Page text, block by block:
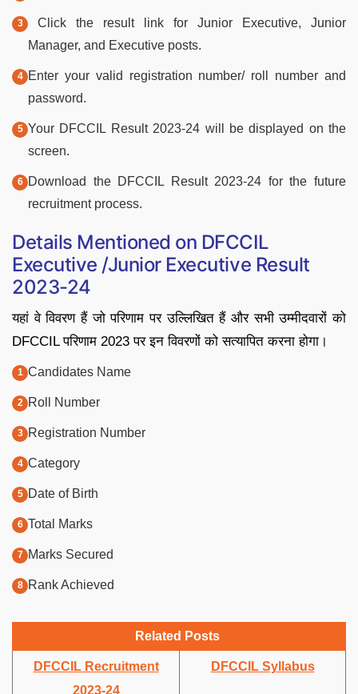
Click the result link for Junior Executive, Junior
Manager, and Executive posts.
Enter your valid registration number/ roll number and
password.
Your DFCCIL Result 2023-24 will be displayed on the
screen.
Download the DFCCIL Result 2023-24 for the future
recruitment process.
Details Mentioned on DFCCIL
Executive /Junior Executive Result
2023-24
यहां वे विवरण हैं जो परिणाम पर उल्लिखित हैं और सभी उम्मीदवारों को
DFCCIL परिणाम 2023 पर इन विवरणों को सत्यापित करना होगा।
Candidates Name
Roll Number
Registration Number
Category
Date of Birth
Total Marks
Marks Secured
Rank Achieved
Related Posts
DFCCIL Recruitment
2023-24
DFCCIL Syllabus